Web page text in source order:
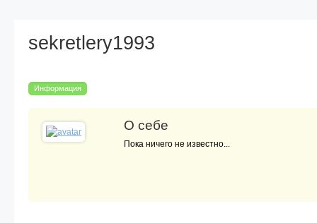
sekretlery1993
Информация
О себе
Пока ничего не известно...